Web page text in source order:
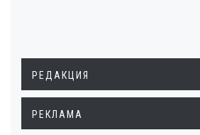
РЕДАКЦИЯ
РЕКЛАМА